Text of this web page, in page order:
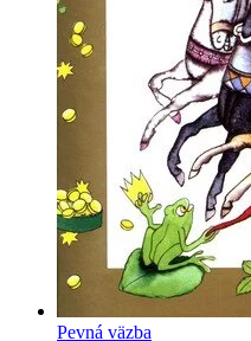
Pevná väzba